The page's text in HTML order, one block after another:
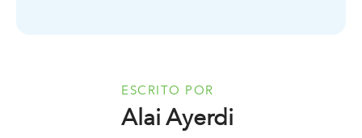
ESCRITO POR
Alai Ayerdi